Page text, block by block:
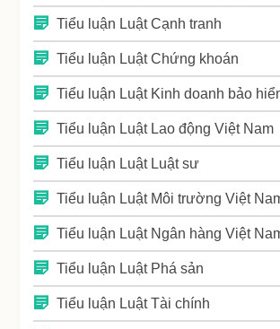
Tiểu luận Luật Cạnh tranh
Tiểu luận Luật Chứng khoán
Tiểu luận Luật Kinh doanh bảo
Tiểu luận Luật Lao động Việt Nam
Tiểu luận Luật Luật sư
Tiểu luận Luật Môi trường Việt
Tiểu luận Luật Ngân hàng Việt
Tiểu luận Luật Phá sản
Tiểu luận Luật Tài chính